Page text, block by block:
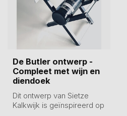
De Butler ontwerp -
Compleet met wijn en
diendoek
Dit ontwerp van Sietze
Kalkwijk is geïnspireerd op